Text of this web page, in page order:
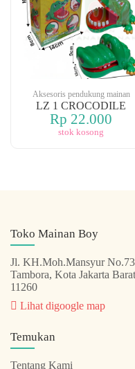
Aksesoris pendukung mainan
LZ 1 CROCODILE
Rp 22.000
stok kosong
Toko Mainan Boy
Jl. KH.Moh.Mansyur
Tambora, Kota Jakarta
11260
Lihat digoogle map
Temukan
Tentang Kami